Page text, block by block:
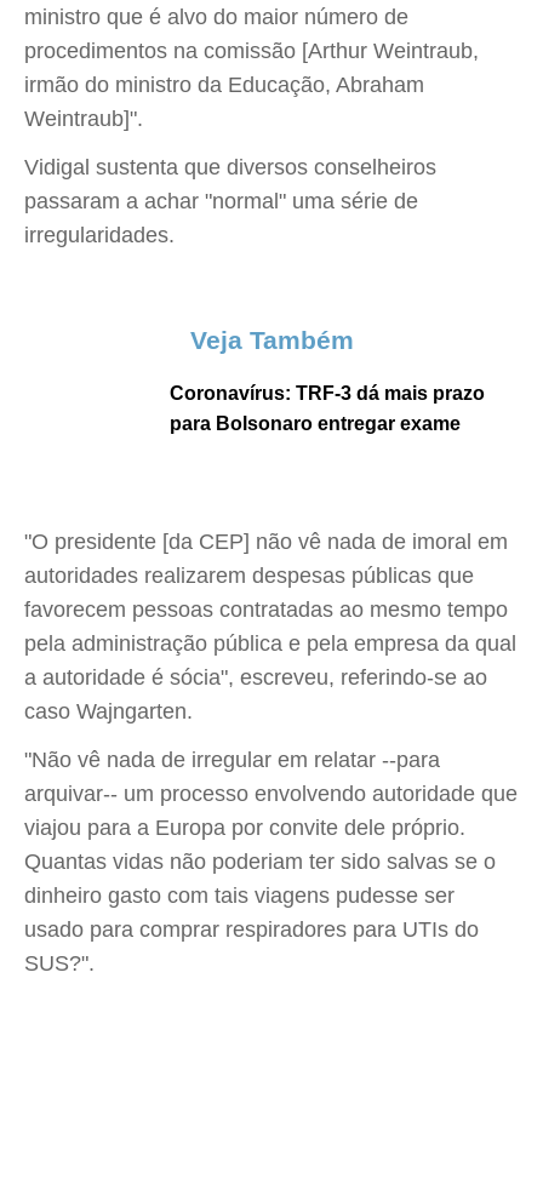
ministro que é alvo do maior número de
procedimentos na comissão [Arthur Weintraub,
irmão do ministro da Educação, Abraham
Weintraub]".
Vidigal sustenta que diversos conselheiros
passaram a achar "normal" uma série de
irregularidades.
Veja Também
Coronavírus: TRF-3 dá mais prazo
para Bolsonaro entregar exame
"O presidente [da CEP] não vê nada de imoral em
autoridades realizarem despesas públicas que
favorecem pessoas contratadas ao mesmo tempo
pela administração pública e pela empresa da qual
a autoridade é sócia", escreveu, referindo-se ao
caso Wajngarten.
"Não vê nada de irregular em relatar --para
arquivar-- um processo envolvendo autoridade que
viajou para a Europa por convite dele próprio.
Quantas vidas não poderiam ter sido salvas se o
dinheiro gasto com tais viagens pudesse ser
usado para comprar respiradores para UTIs do
SUS?".